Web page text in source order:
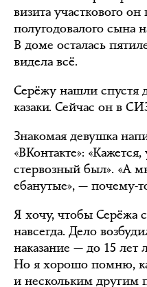
визита участкового он
полугодовалого сына
В доме осталась
видела всё.
Серёжу нашли спустя
казаки. Сейчас он в
Знакомая девушка
«ВКонтакте»:
стервозный был». «А
ебанутые», — почему-
Я хочу, чтобы Серёжа
навсегда. Дело
наказание — до 15
Но я хорошо помню,
и нескольким другим